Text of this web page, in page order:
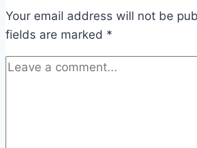
Your email address will not be
fields are marked *